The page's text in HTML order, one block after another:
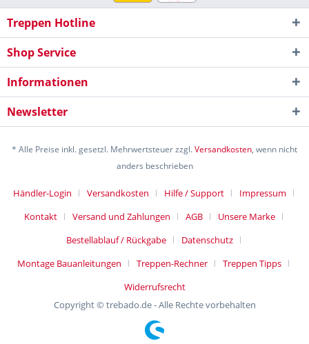
Treppen Hotline
Shop Service
Informationen
Newsletter
* Alle Preise inkl. gesetzl. Mehrwertsteuer zzgl.Versandkosten, wenn nicht
anders beschrieben
Händler-Login Versandkosten Hilfe / Support
Impressum
Kontakt
Versand und Zahlungen AGB
Unsere Marke
Bestellablauf / Rückgabe
Datenschutz
Montage Bauanleitungen
Treppen-Rechner
Treppen Tipps
Widerrufsrecht
Copyright © trebado.de - Alle Rechte vorbehalten